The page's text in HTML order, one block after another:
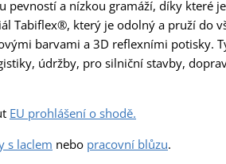
a nízkou gramáží, díky které
Tabiflex®, který je odolný a pruží do
barvami a 3D reflexními potisky.
údržby, pro silniční stavby,
EU prohlášení o shodě.
s laclem nebo pracovní blůzu.